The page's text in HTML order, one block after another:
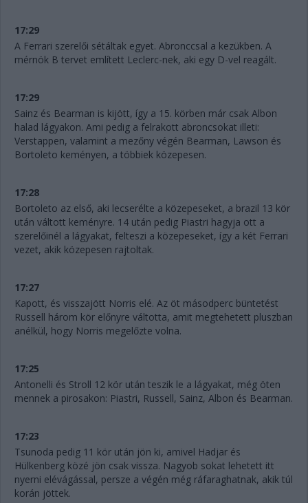
17:29
A Ferrari szerelői sétáltak egyet. Abronccsal a kezükben. A
mérnök B tervet említett Leclerc-nek, aki egy D-vel reagált.
17:29
Sainz és Bearman is kijött, így a 15. körben már csak Albon
halad lágyakon. Ami pedig a felrakott abroncsokat illeti:
Verstappen, valamint a mezőny végén Bearman, Lawson és
Bortoleto keményen, a többiek közepesen.
17:28
Bortoleto az első, aki lecserélte a közepeseket, a brazil 13 kör
után váltott keményre. 14 után pedig Piastri hagyja ott a
szerelőinél a lágyakat, felteszi a közepeseket, így a két Ferrari
vezet, akik közepesen rajtoltak.
17:27
Kapott, és visszajött Norris elé. Az öt másodperc büntetést
Russell három kör előnyre váltotta, amit megtehetett pluszban
anélkül, hogy Norris megelőzte volna.
17:25
Antonelli és Stroll 12 kör után teszik le a lágyakat, még öten
mennek a pirosakon: Piastri, Russell, Sainz, Albon és Bearman.
17:23
Tsunoda pedig 11 kör után jön ki, amivel Hadjar és
Hülkenberg közé jön csak vissza. Nagyob sokat lehetett itt
nyerni elévágással, persze a végén még ráfaraghatnak, akik túl
korán jöttek.